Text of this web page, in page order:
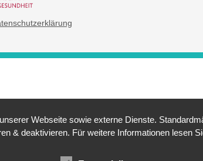
Webseite sowie externe Dienste.
& deaktivieren. Für weitere Informationen lesen